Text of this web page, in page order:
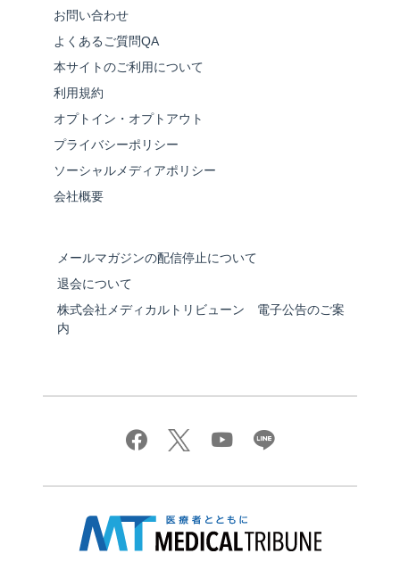
お問い合わせ
よくあるご質問QA
本サイトのご利用について
利用規約
オプトイン・オプトアウト
プライバシーポリシー
ソーシャルメディアポリシー
会社概要
メールマガジンの配信停止について
退会について
株式会社メディカルトリビューン 電子公告のご案
内